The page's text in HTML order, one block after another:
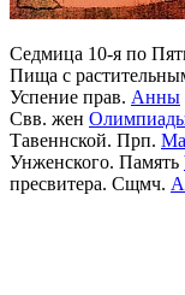
Седмица 10-я по
Пища с
Успение прав. Анны
Свв. жен
Тавеннской. Прп.
Унженского. Память
пресвитера. Сщмч.